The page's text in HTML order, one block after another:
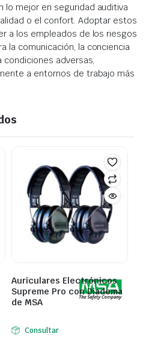
lo mejor en seguridad auditiva
o el confort. Adoptar estos
a los empleados de los riesgos
la comunicación, la conciencia
condiciones adversas,
a entornos de trabajo más
Auriculares Electrónicos
Supreme Pro con Diadema
de MSA
Consultar